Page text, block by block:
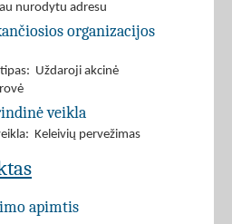
nurodytu adresu
organizacijos
Uždaroji akcinė
veikla
Keleivių pervežimas
apimtis